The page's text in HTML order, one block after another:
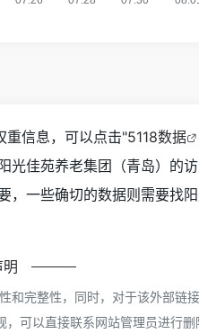
重信息，可以点击"5118数据
佳苑养老集团（青岛）的
一些确切的数据则需要找
完整性，同时，对于该外部链
可以直接联系网站管理员进行删